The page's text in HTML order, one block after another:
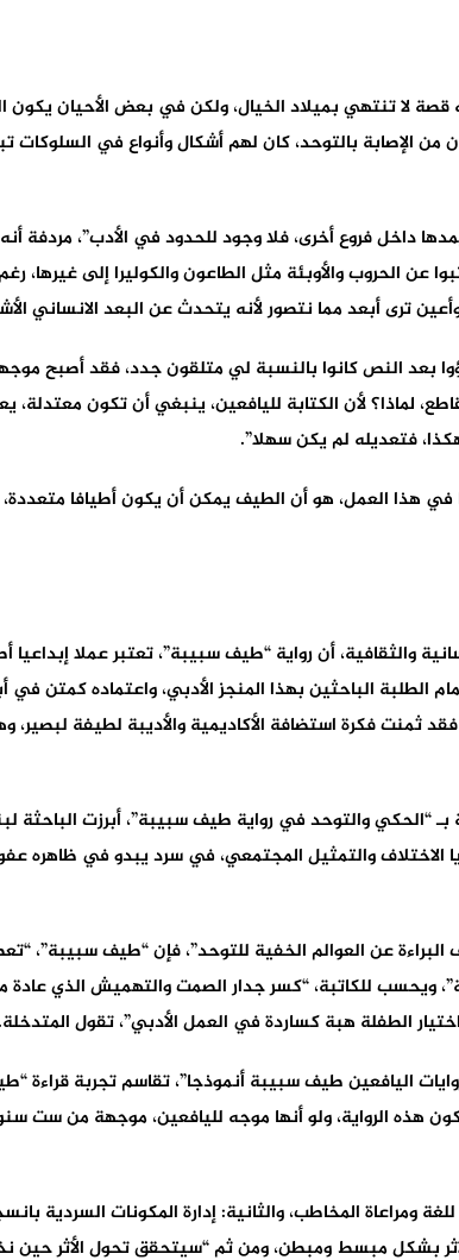
قصة لا تنتهي بميلاد الخيال، ولكن في بعض الأحيان يكون
الإصابة بالتوحد، كان لهم أشكال وأنواع في السلوكات
داخل فروع أخرى، فلا وجود للحدود في الأدب”، مردفة
عن الحروب والأوبئة مثل الطاعون والكوليرا إلى غيرها،
ترى أبعد مما نتصور لأنه يتحدث عن البعد الانساني
النص كانوا بالنسبة لي متلقون جدد، فقد أصبح موجها
لماذا؟ لأن الكتابة لليافعين، ينبغي أن تكون معتدلة،
فتعديله لم يكن سهلا”.
في هذا العمل، هو أن الطيف يمكن أن يكون أطيافا
والثقافية، أن رواية “طيف سبيبة”، تعتبر عملا إبداعيا
الباحثين بهذا المنجز الأدبي، واعتماده كمتن في
ثمنت فكرة استضافة الأكاديمية والأديبة لطيفة
“الحكي والتوحد في رواية طيف سبيبة”، أبرزت
الاختلاف والتمثيل المجتمعي، في سرد يبدو في ظاهره
عن العوالم الخفية للتوحد”، فإن “طيف سبيبة”،
ويحسب للكاتبة، “كسر جدار الصمت والتهميش الذي
الطفلة هبة كساردة في العمل الأدبي”، تقول المتدخلة.
اليافعين طيف سبيبة أنموذجا”، تقاسم تجربة قراءة
هذه الرواية، ولو أنها موجه لليافعين، موجهة من ست
ومراعاة المخاطب، والثانية: إدارة المكونات السردية
بشكل مبسط ومبطن، ومن ثم “سيتحقق تحول الأثر